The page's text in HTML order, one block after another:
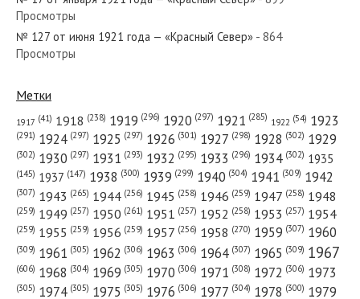
№ 247 от октября 1967 года — «Красный Север»
№ 12 от сентября 1930 года — «Красный Север»
№ 229 от октября 1983 года — «Красный Север»
Просмотры
№ 127 от июня 1921 года — «Красный Север» - 864
Просмотры
Метки
1917 (41) 1918 (238) 1919 (296) 1920 (297) 1921 (285) 1922 (54) 1923
(291) 1924 (297) 1925 (297) 1926 (301) 1927 (298) 1928 (302) 1929
(302) 1930 (297) 1931 (293) 1932 (295) 1933 (296) 1934 (302) 1935
(145) 1937 (147) 1938 (300) 1939 (299) 1940 (304) 1941 (309) 1942
(307) 1943 (265) 1944 (256) 1945 (258) 1946 (259) 1947 (258) 1948
(259) 1949 (257) 1950 (261) 1951 (257) 1952 (258) 1953 (257) 1954
(259) 1955 (259) 1956 (259) 1957 (256) 1958 (270) 1959 (307) 1960
(309) 1961 (305) 1962 (306) 1963 (306) 1964 (307) 1965 (309) 1967
(606) 1968 (304) 1969 (305) 1970 (306) 1971 (308) 1972 (306) 1973
(305) 1974 (305) 1975 (305) 1976 (306) 1977 (304) 1978 (300) 1979